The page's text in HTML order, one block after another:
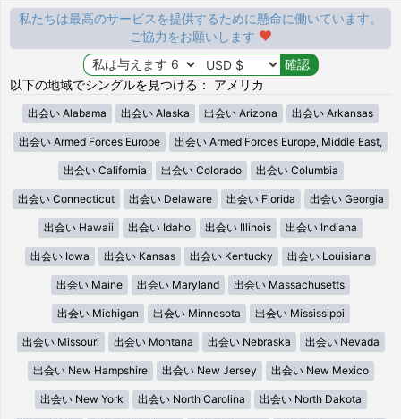
私たちは最高のサービスを提供するために懸命に働いています。
ご協力をお願いします
以下の地域でシングルを見つける： アメリカ
出会い Alabama 出会い Alaska 出会い Arizona 出会い Arkansas
出会い Armed Forces Europe 出会い Armed Forces Europe, Middle East,
出会い California 出会い Colorado 出会い Columbia
出会い Connecticut 出会い Delaware 出会い Florida 出会い Georgia
出会い Hawaii 出会い Idaho 出会い Illinois 出会い Indiana
出会い Iowa 出会い Kansas 出会い Kentucky 出会い Louisiana
出会い Maine 出会い Maryland 出会い Massachusetts
出会い Michigan 出会い Minnesota 出会い Mississippi
出会い Missouri 出会い Montana 出会い Nebraska 出会い Nevada
出会い New Hampshire 出会い New Jersey 出会い New Mexico
出会い New York 出会い North Carolina 出会い North Dakota